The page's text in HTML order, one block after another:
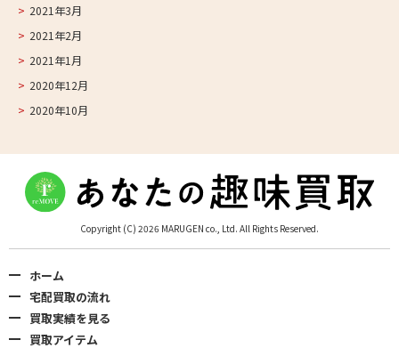
2021年3月
2021年2月
2021年1月
2020年12月
2020年10月
Copyright (C) 2026 MARUGEN co., Ltd. All Rights Reserved.
ホーム
宅配買取の流れ
買取実績を見る
買取アイテム